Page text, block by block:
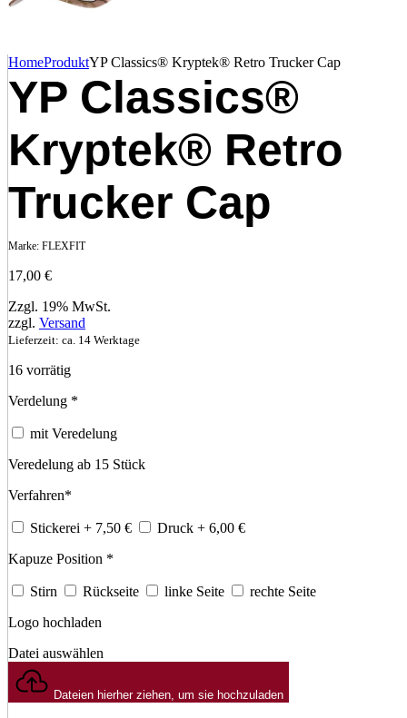
HomeProduktYP Classics® Kryptek® Retro Trucker Cap
YP Classics®
Kryptek® Retro
Trucker Cap
Marke: FLEXFIT
17,00 €
Zzgl. 19% MwSt.
zzgl. Versand
Lieferzeit: ca. 14 Werktage
16 vorrätig
Verdelung *
mit Veredelung
Veredelung ab 15 Stück
Verfahren*
Stickerei + 7,50 € Druck + 6,00 €
Kapuze Position *
Stirn Rückseite linke Seite
rechte Seite
Logo hochladen
Datei auswählen
Dateien hierher ziehen, um sie hochzuladen